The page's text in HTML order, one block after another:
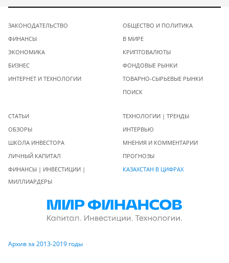
ЗАКОНОДАТЕЛЬСТВО
ФИНАНСЫ
ЭКОНОМИКА
БИЗНЕС
ИНТЕРНЕТ И ТЕХНОЛОГИИ
ОБЩЕСТВО И ПОЛИТИКА
В МИРЕ
КРИПТОВАЛЮТЫ
ФОНДОВЫЕ РЫНКИ
ТОВАРНО-СЫРЬЕВЫЕ РЫНКИ
ПОИСК
СТАТЬИ
ОБЗОРЫ
ШКОЛА ИНВЕСТОРА
ЛИЧНЫЙ КАПИТАЛ
ФИНАНСЫ | ИНВЕСТИЦИИ |
МИЛЛИАРДЕРЫ
ТЕХНОЛОГИИ | ТРЕНДЫ
ИНТЕРВЬЮ
МНЕНИЯ И КОММЕНТАРИИ
ПРОГНОЗЫ
КАЗАХСТАН В ЦИФРАХ
Архив за 2013-2019 годы